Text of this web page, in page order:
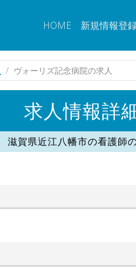
HOME 新規情報登
ヴォーリズ記念病院の求人
求人情報詳
滋賀県近江八幡市の看護師